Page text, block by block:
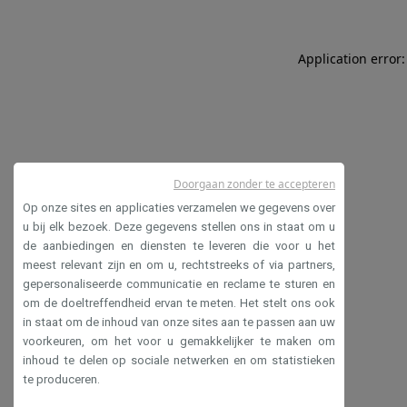
Application
Op onze sites en applicaties verzamelen we gegevens over
u bij elk bezoek. Deze gegevens stellen ons in staat om u
de aanbiedingen en diensten te leveren die voor u het
meest relevant zijn en om u, rechtstreeks of via partners,
gepersonaliseerde communicatie en reclame te sturen en
om de doeltreffendheid ervan te meten. Het stelt ons ook
in staat om de inhoud van onze sites aan te passen aan uw
voorkeuren, om het voor u gemakkelijker te maken om
inhoud te delen op sociale netwerken en om statistieken
te produceren.
Doorgaan zonder te accepteren